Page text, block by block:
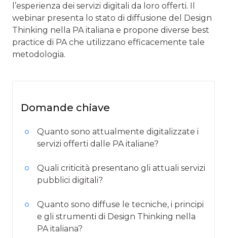
l’esperienza dei servizi digitali da loro offerti. Il
webinar presenta lo stato di diffusione del Design
Thinking nella PA italiana e propone diverse best
practice di PA che utilizzano efficacemente tale
metodologia.
Domande chiave
Quanto sono attualmente digitalizzate i
servizi offerti dalle PA italiane?
Quali criticità presentano gli attuali servizi
pubblici digitali?
Quanto sono diffuse le tecniche, i principi
e gli strumenti di Design Thinking nella
PA italiana?